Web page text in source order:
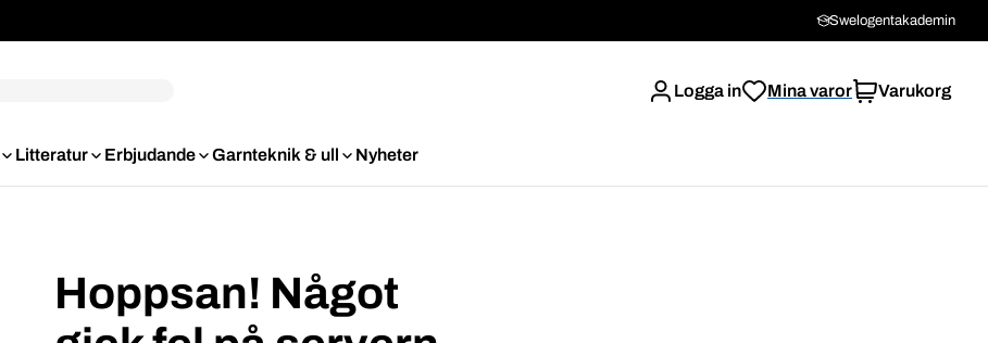
Swelogentakademin
Logga in Mina varor Varukorg
Litteratur Erbjudande Garnteknik & ull Nyheter
Hoppsan! Något